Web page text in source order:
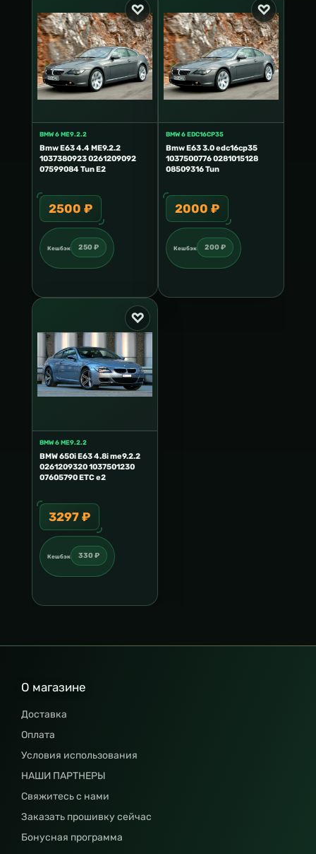
BMW 6 ME9.2.2
Bmw E63 4.4 ME9.2.2
1037380923 0261209092
07599084 Tun E2
2500 ₽
Кешбэк 250 ₽
BMW 6 EDC16CP35
Bmw E63 3.0 edc16cp35
1037500776 0281015128
08509316 Tun
2000 ₽
Кешбэк 200 ₽
BMW 6 ME9.2.2
BMW 650i E63 4.8i me9.2.2
0261209320 1037501230
07605790 ETC e2
3297 ₽
Кешбэк 330 ₽
О магазине
Доставка
Оплата
Условия использования
НАШИ ПАРТНЕРЫ
Свяжитесь с нами
Заказать прошивку сейчас
Бонусная программа